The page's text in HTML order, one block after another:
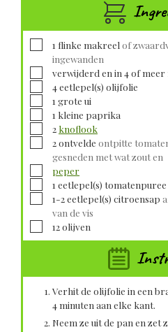
▢1 flinke makreel of
ingewanden
▢
verwijderd en in 4 of meer
▢4eetlepel(s) olijfolie
▢1 grote ui
▢1 kleine paprika
▢
2 knoflook
▢
2 ontvelde ontpitte
gesneden met wat zout en
▢
peper
▢1 eetlepel(s) tomatenpuree
▢1-2 eetlepel(s) citroensap
van de vis
▢
12 olijven
Verhit de olijfolie in een
4 minuten aan elke kant.
Neem ze uit de pan en zet